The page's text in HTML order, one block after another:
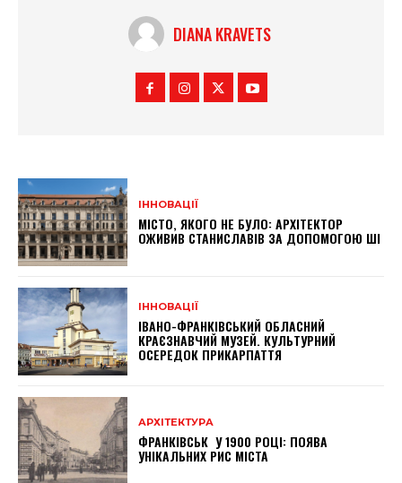
DIANA KRAVETS
ІННОВАЦІЇ
МІСТО, ЯКОГО НЕ БУЛО: АРХІТЕКТОР
ОЖИВИВ СТАНИСЛАВІВ ЗА ДОПОМОГОЮ ШІ
ІННОВАЦІЇ
ІВАНО-ФРАНКІВСЬКИЙ ОБЛАСНИЙ
КРАЄЗНАВЧИЙ МУЗЕЙ. КУЛЬТУРНИЙ
ОСЕРЕДОК ПРИКАРПАТТЯ
АРХІТЕКТУРА
ФРАНКІВСЬК У 1900 РОЦІ: ПОЯВА
УНІКАЛЬНИХ РИС МІСТА